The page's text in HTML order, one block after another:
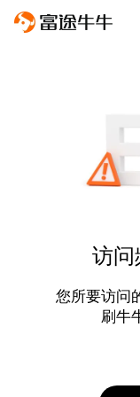
访问
您所要访问
刷牛